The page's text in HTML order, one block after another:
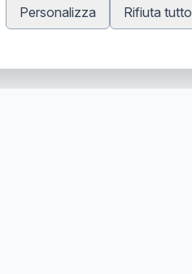
Personalizza Rifiuta tutto